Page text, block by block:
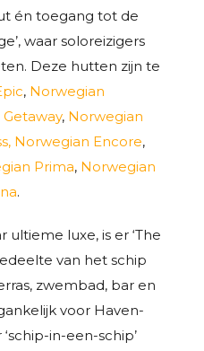
én toegang tot de
waar soloreizigers
Deze hutten zijn te
, Norwegian
, Norwegian
Norwegian Encore,
Prima, Norwegian
.
ultieme luxe, is er ‘The
van het schip
zwembad, bar en
voor Haven-
in-een-schip’